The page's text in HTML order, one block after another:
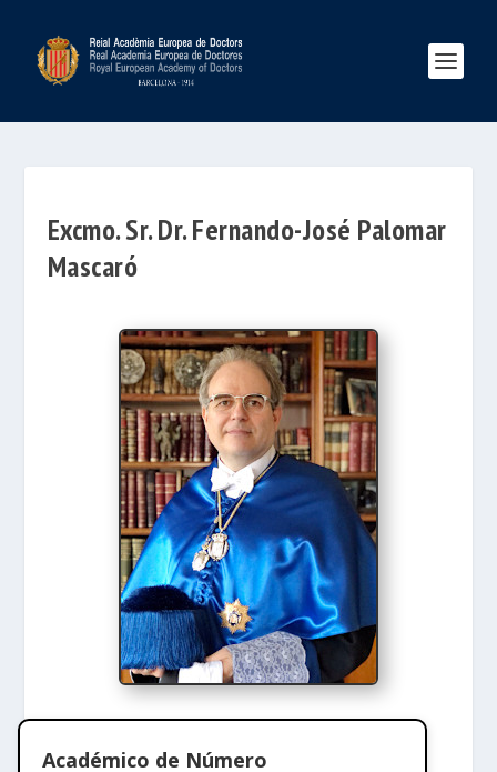
Excmo. Sr. Dr. Fernando-José Palomar
Mascaró
Académico de Número